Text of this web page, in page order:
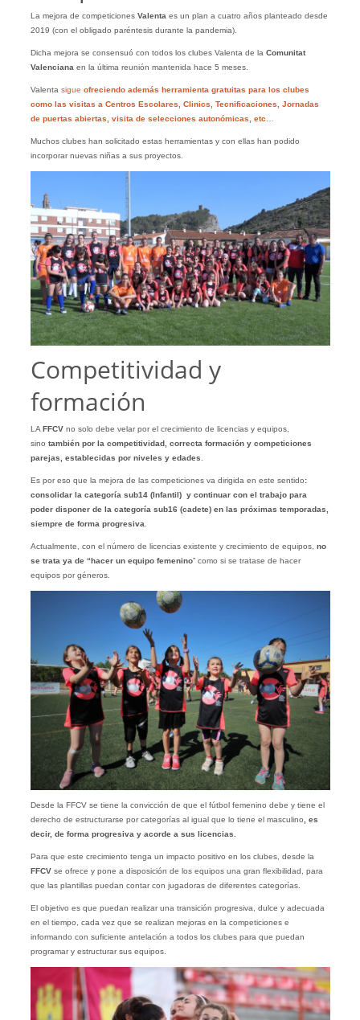
La mejora de competiciones Valenta es un plan a cuatro años planteado desde
2019 (con el obligado paréntesis durante la pandemia).
Dicha mejora se consensuó con todos los clubes Valenta de la Comunitat
Valenciana en la última reunión mantenida hace 5 meses.
Valenta sigue ofreciendo además herramienta gratuitas para los clubes
como las visitas a Centros Escolares, Clinics, Tecnificaciones, Jornadas
de puertas abiertas, visita de selecciones autonómicas, etc
Muchos clubes han solicitado estas herramientas y con ellas han podido
incorporar nuevas niñas a sus proyectos.
Competitividad y
formación
LA FFCVno solo debe velar por el crecimiento de licencias y equipos,
sino también por la competitividad, correcta formación y competiciones
parejas, establecidas por niveles y edades
Es por eso que la mejora de las competiciones va dirigida en este sentido:
consolidar la categoría sub14 (Infantil) y continuar con el trabajo para
poder disponer de la categoría sub16 (cadete) en las próximas temporadas,
siempre de forma progresiva
Actualmente, con el número de licencias existente y crecimiento de equipos, no
se trata ya de “hacer un equipo femenino” como si se tratase de hacer
equipos por géneros.
Desde la FFCV se tiene la convicción de que el fútbol femenino debe y tiene el
derecho de estructurarse por categorías al igual que lo tiene el masculino, es
decir, de forma progresiva y acorde a sus licencias.
Para que este crecimiento tenga un impacto positivo en los clubes, desde la
FFCVse ofrece y pone a disposición de los equipos una gran flexibilidad, para
que las plantillas puedan contar con jugadoras de diferentes categorías.
El objetivo es que puedan realizar una transición progresiva, dulce y adecuada
en el tiempo, cada vez que se realizan mejoras en la competiciones e
informando con suficiente antelación a todos los clubes para que puedan
programar y estructurar sus equipos.